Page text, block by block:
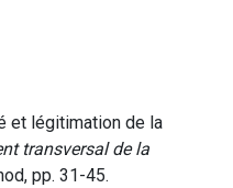
et légitimation de la
transversal de la
pp. 31-45.